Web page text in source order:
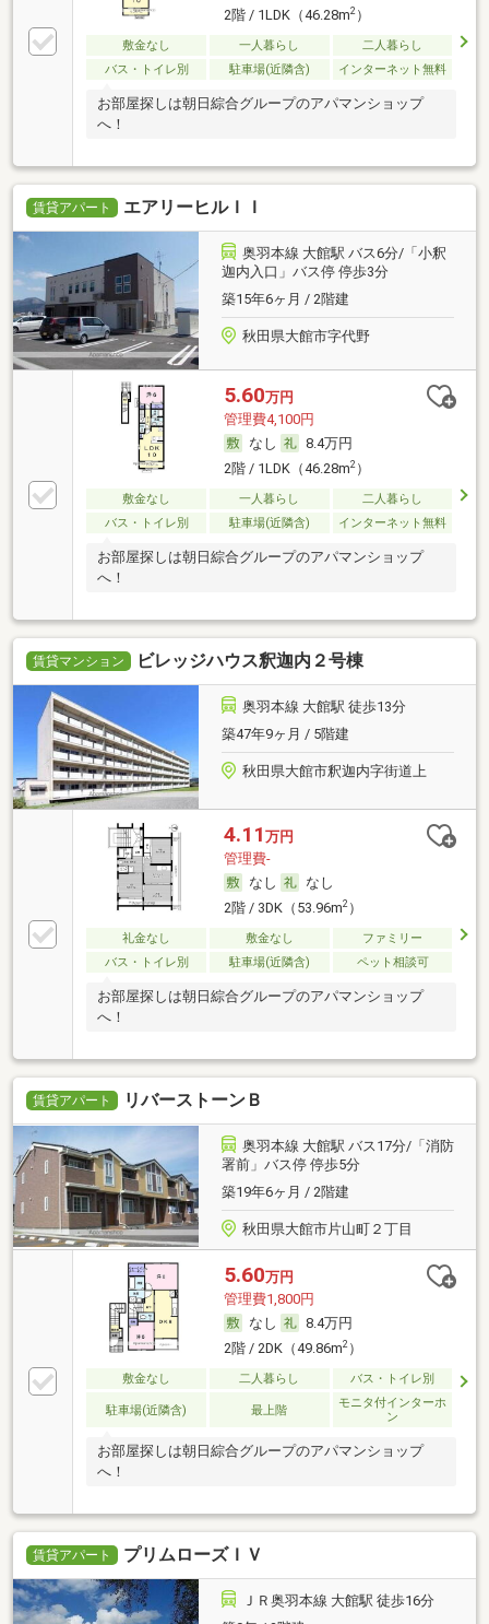
2階 / 1LDK（46.28m2）
敷金なし 一人暮らし
二人暮らし
バス・トイレ別
駐車場(近隣含) インターネット無料
お部屋探しは朝日綜合グループのアパマンショップ
へ！
賃貸アパート エアリーヒルＩＩ
奥羽本線 大館駅 バス6分/「小釈
迦内入口」バス停 停歩3分
築15年6ヶ月 / 2階建
秋田県大館市字代野
5.60万円
管理費4,100円
なし
8.4万円
2階 / 1LDK（46.28m2）
敷金なし 一人暮らし
二人暮らし
バス・トイレ別
駐車場(近隣含) インターネット無料
お部屋探しは朝日綜合グループのアパマンショップ
へ！
賃貸マンション ビレッジハウス釈迦内２号棟
奥羽本線 大館駅 徒歩13分
築47年9ヶ月 / 5階建
秋田県大館市釈迦内字街道上
4.11 万円
管理費-
なし
なし
2階 / 3DK（53.96m2）
礼金なし 敷金なし
ファミリー
バス・トイレ別
駐車場(近隣含) ペット相談可
お部屋探しは朝日綜合グループのアパマンショップ
へ！
賃貸アパート リバーストーンＢ
奥羽本線 大館駅 バス17分/「消防
署前」バス停 停歩5分
築19年6ヶ月 / 2階建
秋田県大館市片山町２丁目
5.60万円
管理費1,800円
なし
8.4万円
2階 / 2DK（49.86m2）
敷金なし 二人暮らし バス・トイレ別
駐車場(近隣含) 最上階
モニタ付インターホ
ン
お部屋探しは朝日綜合グループのアパマンショップ
へ！
賃貸アパート プリムローズＩＶ
ＪＲ奥羽本線 大館駅 徒歩16分